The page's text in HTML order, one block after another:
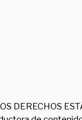
DERECHOS